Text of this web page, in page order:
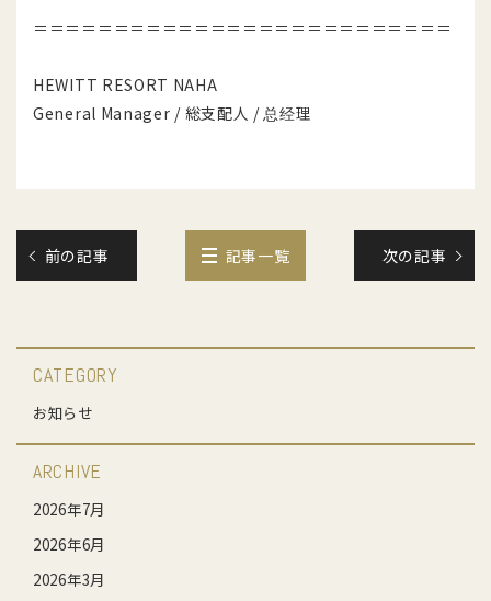
＝＝＝＝＝＝＝＝＝＝＝＝＝＝＝＝＝＝＝＝＝＝＝＝＝＝
HEWITT RESORT NAHA
General Manager / 総支配人 / 总经理
前の記事 記事一覧 次の記事
CATEGORY
お知らせ
ARCHIVE
2026年7月
2026年6月
2026年3月